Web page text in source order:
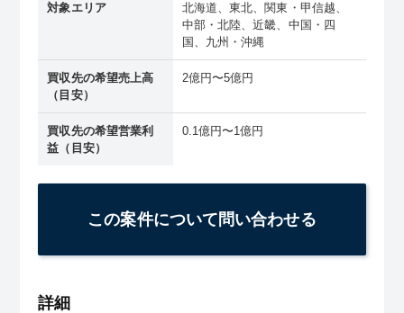
対象エリア
北海道、東北、関東・甲信越、
中部・北陸、近畿、中国・四
国、九州・沖縄
買収先の希望売上高
（目安）
2億円〜5億円
買収先の希望営業利
益（目安）
0.1億円〜1億円
この案件について問い合わせる
詳細